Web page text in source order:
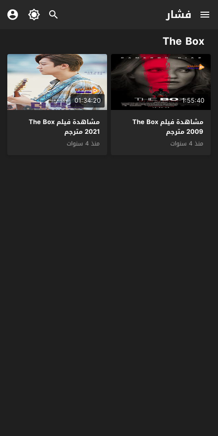
فشار
The Box
1:55:40
مشاهدة فيلم The Box
2009 مترجم
منذ 4 سنوات
01:34:20
مشاهدة فيلم The Box
2021 مترجم
منذ 4 سنوات